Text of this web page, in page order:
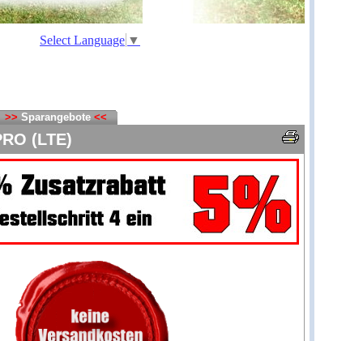
Select Language ▼
>> Sparangebote <<
(LTE)